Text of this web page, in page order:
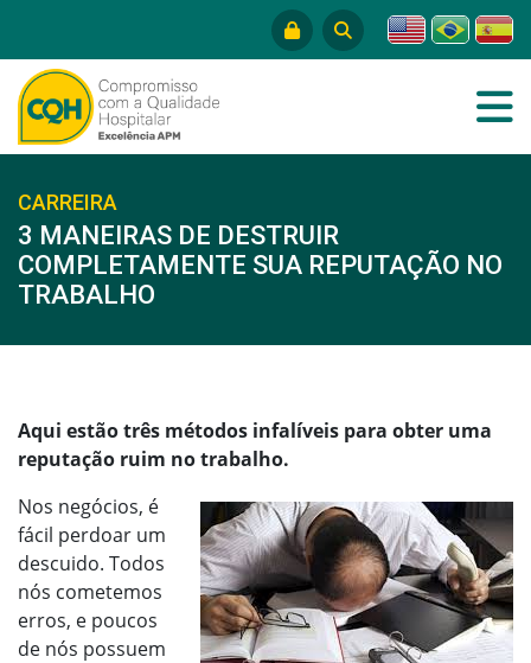
CARREIRA
3 MANEIRAS DE DESTRUIR
COMPLETAMENTE SUA REPUTAÇÃO NO
TRABALHO
Aqui estão três métodos infalíveis para obter uma
reputação ruim no trabalho.
Nos negócios, é
fácil perdoar um
descuido. Todos
nós cometemos
erros, e poucos
de nós possuem